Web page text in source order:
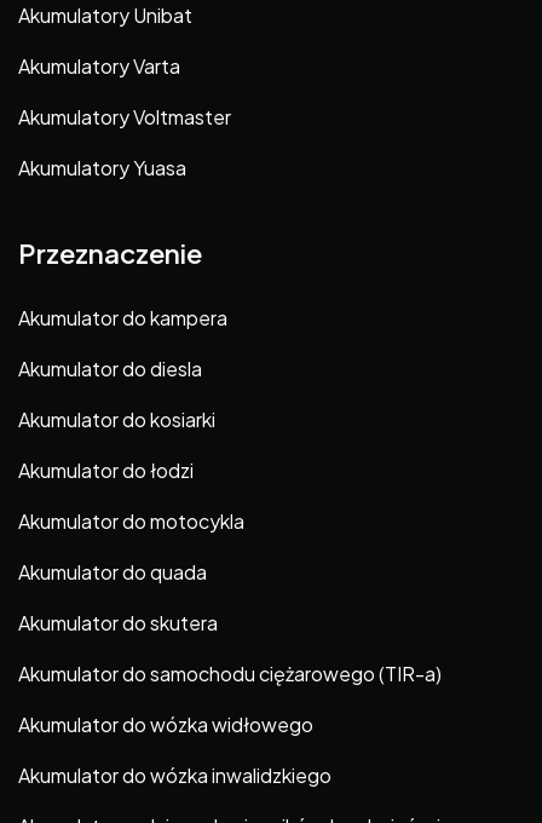
Akumulatory Unibat
Akumulatory Varta
Akumulatory Voltmaster
Akumulatory Yuasa
Przeznaczenie
Akumulator do kampera
Akumulator do diesla
Akumulator do kosiarki
Akumulator do łodzi
Akumulator do motocykla
Akumulator do quada
Akumulator do skutera
Akumulator do samochodu ciężarowego (TIR-a)
Akumulator do wózka widłowego
Akumulator do wózka inwalidzkiego